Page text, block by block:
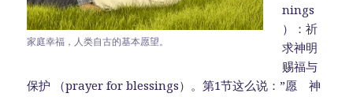
家庭幸福，人类自古的基本愿望。
nings
）：祈
求神明
赐福与
保护 （prayer for blessings）。第1节这么说：”愿 神